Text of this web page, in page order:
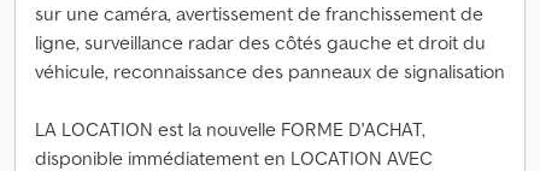
sur une caméra, avertissement de franchissement de
ligne, surveillance radar des côtés gauche et droit du
véhicule, reconnaissance des panneaux de signalisation
LA LOCATION est la nouvelle FORME D'ACHAT,
disponible immédiatement en LOCATION AVEC